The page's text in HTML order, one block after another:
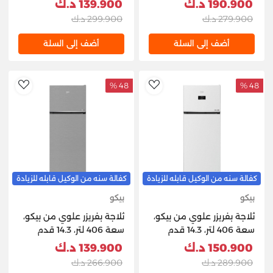
190.900 د.ك
279.900 د.ك
أضف إلى السلة
139.900 د.ك
299.900 د.ك
أضف إلى السلة
AddToWishlist
48 %
كفالة سنه من الوكيل قابله للزيادة
بيكو
ثلاجة بفريزر علوي من بيكو،
سعة 406 لتر، 14.3 قدم
مكعب، RDNG55M20TSW150.900 د.ك
289.900 د.ك
48 %
كفالة سنه من الوكيل قابله للزيادة
بيكو
ثلاجة بفريزر علوي من بيكو،
سعة 406 لتر، 14.3 قدم
139.900 د.ك
266.900 د.ك